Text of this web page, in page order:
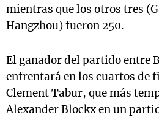
mientras que los otros tres
Hangzhou) fueron 250.
El ganador del partido entre
enfrentará en los cuartos de
Clement Tabur, que más
Alexander Blockx en un